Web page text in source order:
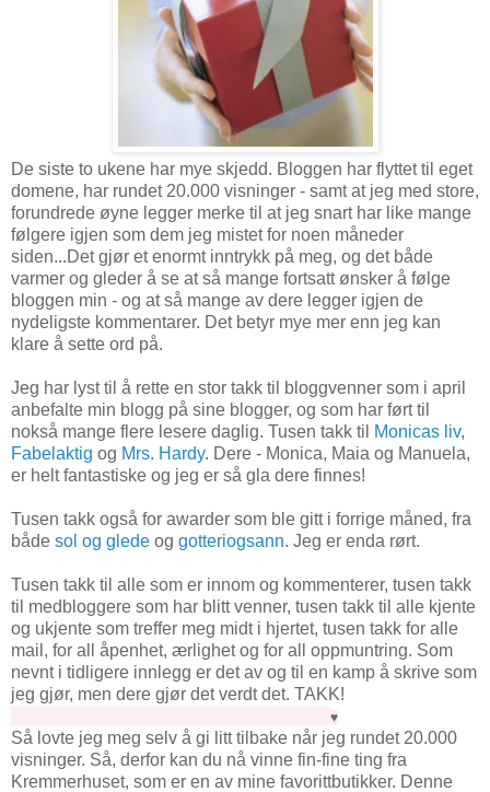
De siste to ukene har mye skjedd. Bloggen har flyttet til eget
domene, har rundet 20.000 visninger - samt at jeg med store,
forundrede øyne legger merke til at jeg snart har like mange
følgere igjen som dem jeg mistet for noen måneder
siden...Det gjør et enormt inntrykk på meg, og det både
varmer og gleder å se at så mange fortsatt ønsker å følge
bloggen min - og at så mange av dere legger igjen de
nydeligste kommentarer. Det betyr mye mer enn jeg kan
klare å sette ord på.
Jeg har lyst til å rette en stor takk til bloggvenner som i april
anbefalte min blogg på sine blogger, og som har ført til
nokså mange flere lesere daglig. Tusen takk til
Monicas liv,
Fabelaktig og Mrs. Hardy. Dere - Monica, Maia og Manuela,
er helt fantastiske og jeg er så gla dere finnes!
Tusen takk også for awarder som ble gitt i forrige måned, fra
både sol og glede og gotteriogsann. Jeg er enda rørt.
Tusen takk til alle som er innom og kommenterer, tusen takk
til medbloggere som har blitt venner, tusen takk til alle kjente
og ukjente som treffer meg midt i hjertet, tusen takk for alle
mail, for all åpenhet, ærlighet og for all oppmuntring. Som
nevnt i tidligere innlegg er det av og til en kamp å skrive som
jeg gjør, men dere gjør det verdt det. TAKK!
♥
Så lovte jeg meg selv å gi litt tilbake når jeg rundet 20.000
visninger. Så, derfor kan du nå vinne fin-fine ting fra
Kremmerhuset, som er en av mine favorittbutikker. Denne